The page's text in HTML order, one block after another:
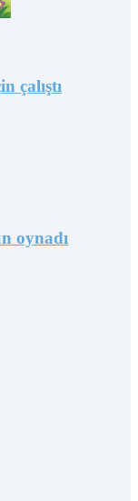
çalıştı
oynadı